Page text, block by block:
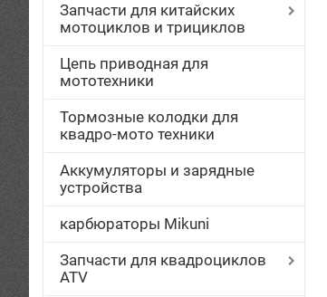
Запчасти для китайских
мотоциклов и трициклов
Цепь приводная для
мототехники
Тормозные колодки для
квадро-мото техники
Аккумуляторы и зарядные
устройства
карбюраторы Mikuni
Запчасти для квадроциклов
ATV